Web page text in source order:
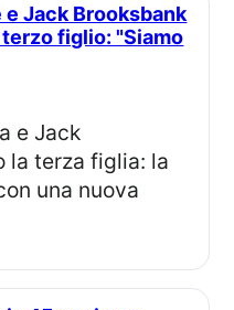
figlio: "Siamo
la terza figlia: la
una nuova